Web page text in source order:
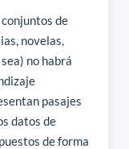
de
novelas,
no habrá
pasajes
datos de
de forma